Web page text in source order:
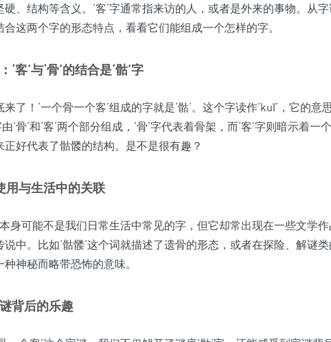
硬、结构等含义。‘客’字通常指来访的人，或者是外来的事物。从字
合这两个字的形态特点，看看它们能组成一个怎样的字。
‘客’与‘骨’的结合是‘骷’字
了！‘一个骨一个客’组成的字就是‘骷’。这个字读作‘kuī’，它的意
由‘骨’和‘客’两个部分组成，‘骨’字代表着骨架，而‘客’字则暗示着一
正好代表了骷髅的结构。是不是很有趣？
用与生活中的关联
本身可能不是我们日常生活中常见的字，但它却常出现在一些文学
说中。比如‘骷髅’这个词就描述了遗骨的形态，或者在探险、解谜
神秘而略带恐怖的意味。
背后的乐趣